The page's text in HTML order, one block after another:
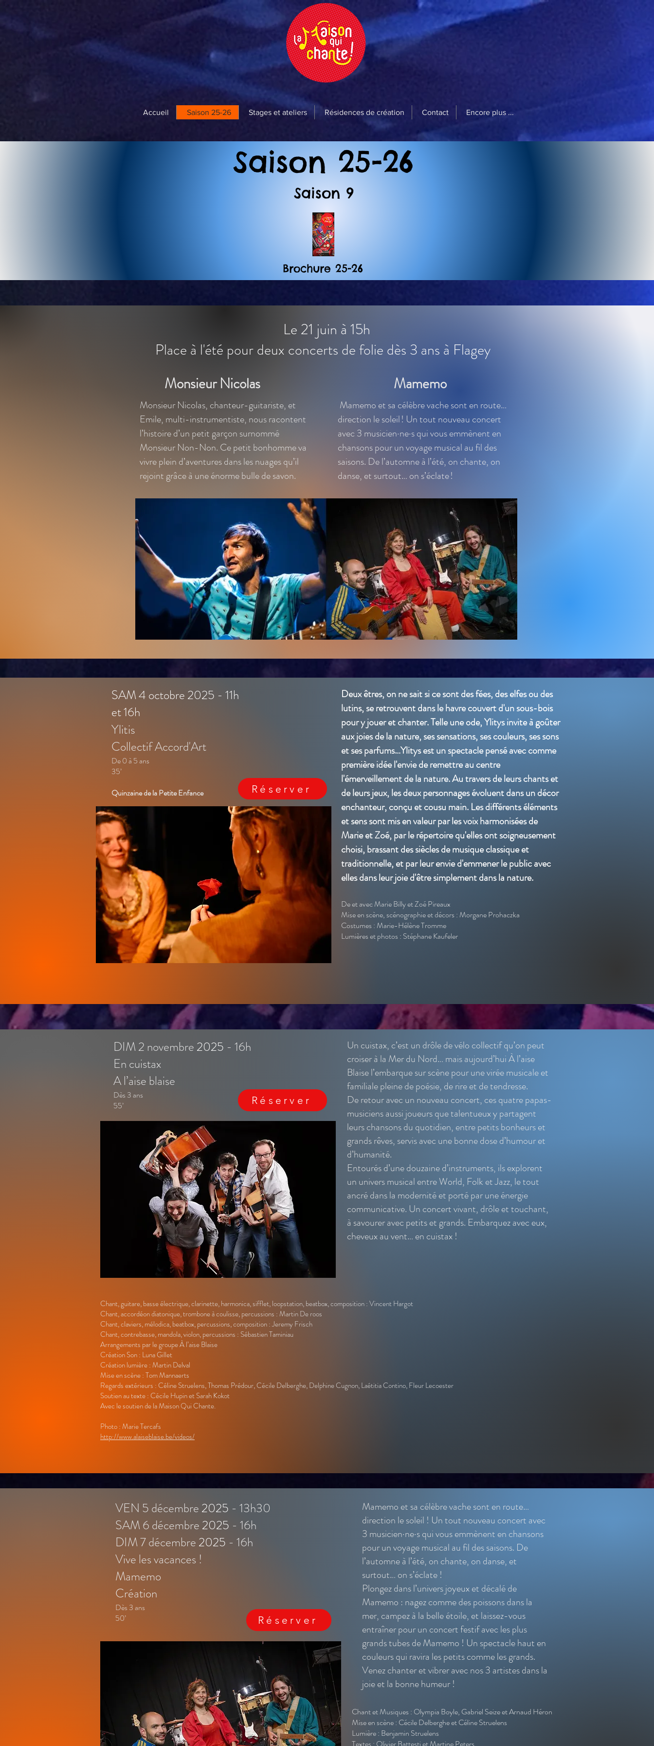
Accueil Saison 25-26 Stages et ateliers Résidences de création Contact Encore plus ...
Saison 25-26
Saison 9
Brochure 25-26
Le 21 juin à 15h
Place à l'été pour deux concerts de folie dès 3 ans à Flagey
Monsieur Nicolas
Monsieur Nicolas, chanteur-guitariste, et
Emile, multi-instrumentiste, nous racontent
l’histoire d’un petit garçon surnommé
Monsieur Non-Non. Ce petit bonhomme va
vivre plein d’aventures dans les nuages qu’il
rejoint grâce à une énorme bulle de savon.
Mamemo
Mamemo et sa célèbre vache sont en route…
direction le soleil ! Un tout nouveau concert
avec 3 musicien·ne·s qui vous emmènent en
chansons pour un voyage musical au fil des
saisons. De l’automne à l’été, on chante, on
danse, et surtout… on s’éclate !
SAM 4 octobre 2025 - 11h
et 16h
Ylitis
Collectif Accord'Art
De 0 à 5 ans
35’
Quinzaine de la Petite Enfance
Réserver
Deux êtres, on ne sait si ce sont des fées, des elfes ou des
lutins, se retrouvent dans le havre couvert d'un sous-bois
pour y jouer et chanter. Telle une ode, Ylitys invite à goûter
aux joies de la nature, ses sensations, ses couleurs, ses sons
et ses parfums…Ylitys est un spectacle pensé avec comme
première idée l'envie de remettre au centre
l'émerveillement de la nature. Au travers de leurs chants et
de leurs jeux, les deux personnages évoluent dans un décor
enchanteur, conçu et cousu main. Les différents éléments
et sens sont mis en valeur par les voix harmonisées de
Marie et Zoé, par le répertoire qu'elles ont soigneusement
choisi, brassant des siècles de musique classique et
traditionnelle, et par leur envie d'emmener le public avec
elles dans leur joie d'être simplement dans la nature.
De et avec Marie Billy et Zoé Pireaux
Mise en scène, scénographie et décors : Morgane Prohaczka
Costumes : Marie-Hélène Tromme
Lumières et photos : Stéphane Kaufeler
DIM 2 novembre2025 - 16h
En cuistax
A l’aise blaise
Dès 3 ans
55’
Réserver
Un cuistax, c’est un drôle de vélo collectif qu’on peut
croiser à la Mer du Nord… mais aujourd’hui À l’aise
Blaise l’embarque sur scène pour une virée musicale et
familiale pleine de poésie, de rire et de tendresse.
De retour avec un nouveau concert, ces quatre papas-
musiciens aussi joueurs que talentueux y partagent
leurs chansons du quotidien, entre petits bonheurs et
grands rêves, servis avec une bonne dose d’humour et
d’humanité.
Entourés d’une douzaine d’instruments, ils explorent
un univers musical entre World, Folk et Jazz, le tout
ancré dans la modernité et porté par une énergie
communicative. Un concert vivant, drôle et touchant,
à savourer avec petits et grands. Embarquez avec eux,
cheveux au vent… en cuistax !
Chant, guitare, basse électrique, clarinette, harmonica, sifflet, loopstation, beatbox, composition : Vincent Hargot
Chant, accordéon diatonique, trombone à coulisse, percussions : Martin De roos
Chant, claviers, mélodica, beatbox, percussions, composition : Jeremy Frisch
Chant, contrebasse, mandola, violon, percussions : Sébastien Taminiau
Arrangements par le groupe À l’aise Blaise
Création Son : Luna Gillet
Création lumière : Martin Delval
Mise en scène : Tom Mannaerts
Regards extérieurs : Céline Struelens, Thomas Prédour, Cécile Delberghe, Delphine Cugnon, Laétitia Contino, Fleur Lecoester
Soutien au texte : Cécile Hupin et Sarah Kokot
Avec le soutien de la Maison Qui Chante.
Photo : Marie Tercafs
http://www.alaiseblaise.be/videos/
VEN 5 décembre2025 - 13h30
SAM 6 décembre2025 - 16h
DIM 7 décembre2025 - 16h
Vive les vacances !
Mamemo
Création
Dès 3 ans
50’
Réserver
Mamemo et sa célèbre vache sont en route…
direction le soleil ! Un tout nouveau concert avec
3 musicien·ne·s qui vous emmènent en chansons
pour un voyage musical au fil des saisons. De
l’automne à l’été, on chante, on danse, et
surtout… on s’éclate !
Plongez dans l’univers joyeux et décalé de
Mamemo : nagez comme des poissons dans la
mer, campez à la belle étoile, et laissez-vous
entraîner pour un concert festif avec les plus
grands tubes de Mamemo ! Un spectacle haut en
couleurs qui ravira les petits comme les grands.
Venez chanter et vibrer avec nos 3 artistes dans la
joie et la bonne humeur !
Chant et Musiques : Olympia Boyle, Gabriel Seize et Arnaud Héron
Mise en scène : Cécile Delberghe et Céline Struelens
Lumière : Benjamin Struelens